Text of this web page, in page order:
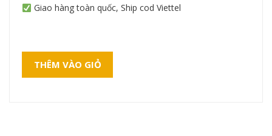
Giao hàng toàn quốc, Ship cod Viettel
THÊM VÀO GIỎ